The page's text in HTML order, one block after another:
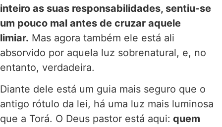
inteiro as suas responsabilidades, sentiu-se
um pouco mal antes de cruzar aquele
limiar. Mas agora também ele está ali
absorvido por aquela luz sobrenatural, e, no
entanto, verdadeira.
Diante dele está um guia mais seguro que o
antigo rótulo da lei, há uma luz mais luminosa
que a Torá. O Deus pastor está aqui: quem